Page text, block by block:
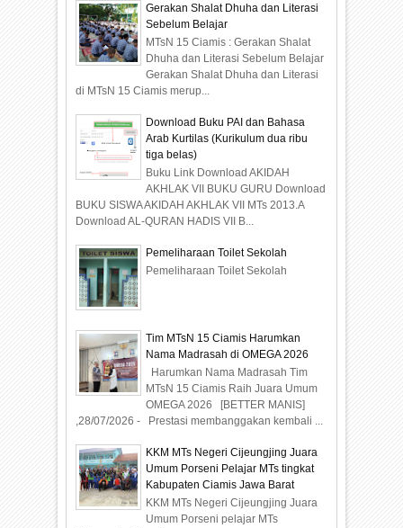
Gerakan Shalat Dhuha dan Literasi
Sebelum Belajar
MTsN 15 Ciamis : Gerakan Shalat
Dhuha dan Literasi Sebelum Belajar
Gerakan Shalat Dhuha dan Literasi
di MTsN 15 Ciamis merup...
Download Buku PAI dan Bahasa
Arab Kurtilas (Kurikulum dua ribu
tiga belas)
Buku Link Download AKIDAH
AKHLAK VII BUKU GURU Download
BUKU SISWA AKIDAH AKHLAK VII MTs 2013.A
Download AL-QURAN HADIS VII B...
Pemeliharaan Toilet Sekolah
Pemeliharaan Toilet Sekolah
Tim MTsN 15 Ciamis Harumkan
Nama Madrasah di OMEGA 2026
Harumkan Nama Madrasah Tim
MTsN 15 Ciamis Raih Juara Umum
OMEGA 2026 [BETTER MANIS]
,28/07/2026 - Prestasi membanggakan kembali ...
KKM MTs Negeri Cijeungjing Juara
Umum Porseni Pelajar MTs tingkat
Kabupaten Ciamis Jawa Barat
KKM MTs Negeri Cijeungjing Juara
Umum Porseni pelajar MTs